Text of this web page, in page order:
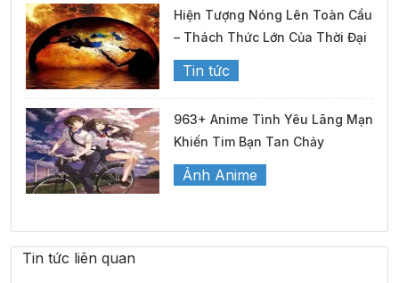
Hiện Tượng Nóng Lên Toàn Cầu
– Thách Thức Lớn Của Thời Đại
Tin tức
963+ Anime Tình Yêu Lãng Mạn
Khiến Tim Bạn Tan Chảy
Ảnh Anime
Tin tức liên quan